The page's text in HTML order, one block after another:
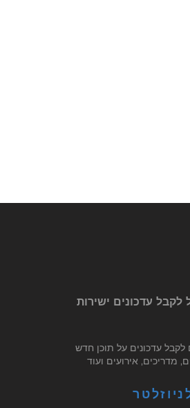
לקבל עדכונים ישירות
לקבל עדכונים על תוכן חדש
מדריכים, אירועים ועוד